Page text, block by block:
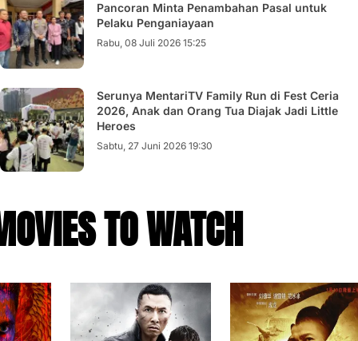
Pancoran Minta Penambahan Pasal untuk
Pelaku Penganiayaan
Rabu, 08 Juli 2026 15:25
Serunya MentariTV Family Run di Fest Ceria
2026, Anak dan Orang Tua Diajak Jadi Little
Heroes
Sabtu, 27 Juni 2026 19:30
TO WATCH